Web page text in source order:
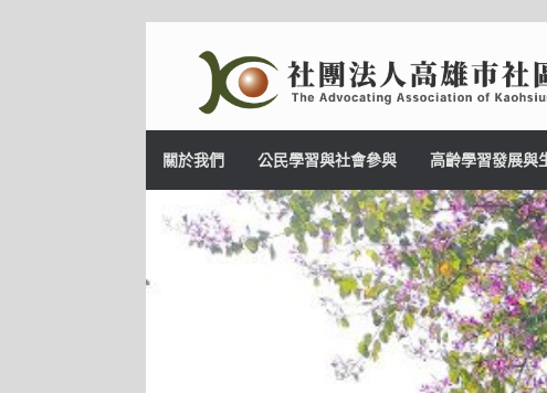
關於我們 公民學習與社會參與 高齡學習發展與